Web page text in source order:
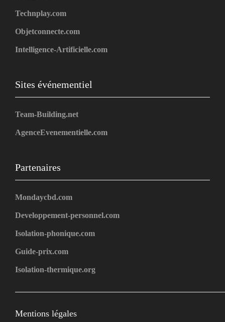
Technplay.com
Objetconnecte.com
Intelligence-Artificielle.com
Sites événementiel
Team-Building.net
AgenceEvenementielle.com
Partenaires
Mondaycbd.com
Developpement-personnel.com
Isolation-phonique.com
Guide-prix.com
Isolation-thermique.org
Mentions légales